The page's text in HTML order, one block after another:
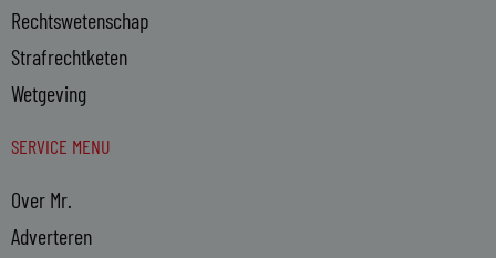
Rechtswetenschap
Strafrechtketen
Wetgeving
SERVICE MENU
Over Mr.
Adverteren